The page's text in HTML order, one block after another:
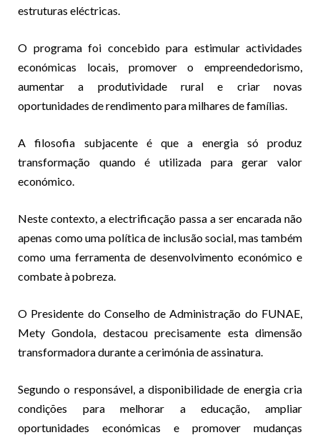
estruturas eléctricas.
O programa foi concebido para estimular actividades
económicas locais, promover o empreendedorismo,
aumentar a produtividade rural e criar novas
oportunidades de rendimento para milhares de famílias.
A filosofia subjacente é que a energia só produz
transformação quando é utilizada para gerar valor
económico.
Neste contexto, a electrificação passa a ser encarada não
apenas como uma política de inclusão social, mas também
como uma ferramenta de desenvolvimento económico e
combate à pobreza.
O Presidente do Conselho de Administração do FUNAE,
Mety Gondola, destacou precisamente esta dimensão
transformadora durante a cerimónia de assinatura.
Segundo o responsável, a disponibilidade de energia cria
condições para melhorar a educação, ampliar
oportunidades económicas e promover mudanças